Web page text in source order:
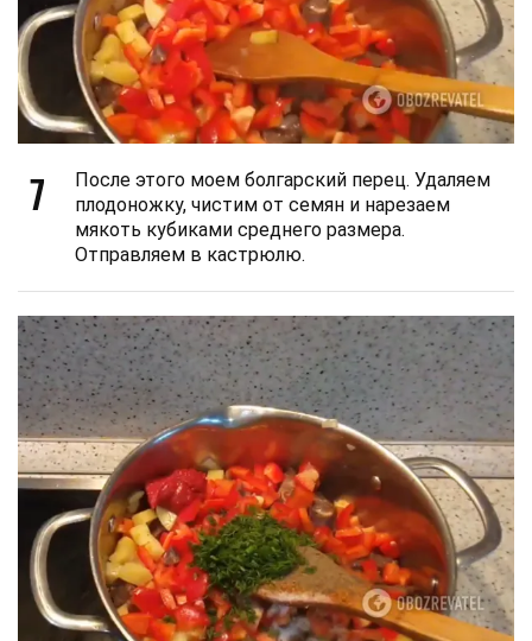
7
После этого моем болгарский перец. Удаляем
плодоножку, чистим от семян и нарезаем
мякоть кубиками среднего размера.
Отправляем в кастрюлю.